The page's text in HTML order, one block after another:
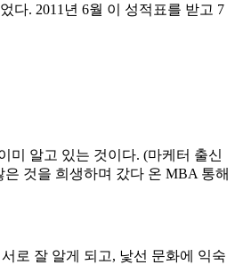
다. 2011년 6월 이 성적표를 받고 7
미 알고 있는 것이다. (마케터 출신
것을 희생하며 갔다 온 MBA 통해
로 잘 알게 되고, 낯선 문화에 익숙